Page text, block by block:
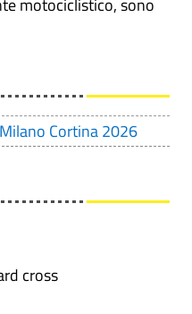
motociclistico, sono
Cortina 2026
cross